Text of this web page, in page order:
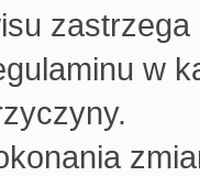
w